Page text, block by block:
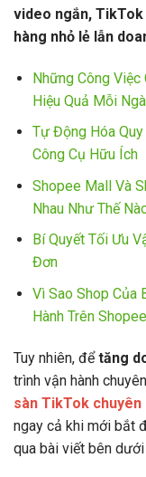
video ngắn, TikTok
hàng nhỏ lẻ lẫn
Những Công Việc
Hiệu Quả Mỗi
Tự Động Hóa Quy
Công Cụ Hữu Ích
Shopee Mall Và
Nhau Như Thế
Bí Quyết Tối Ưu
Đơn
Vì Sao Shop Của
Hành Trên
Tuy nhiên, đểtăng
trình vận hành
sàn TikTok chuyên
ngay cả khi mới bắt
qua bài viết bên